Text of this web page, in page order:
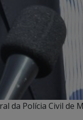
da Polícia Civil de